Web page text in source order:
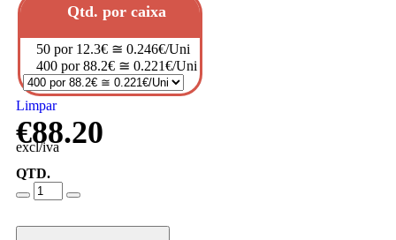
Qtd. por caixa
50 por 12.3€ ≅ 0.246€/Uni
400 por 88.2€ ≅ 0.221€/Uni
Limpar
€88.20
excl/iva
QTD.